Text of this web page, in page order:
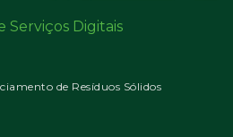
Serviços Digitais
de Resíduos Sólidos